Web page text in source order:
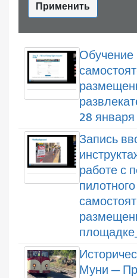
Применить
Обучение
28 января
Запись
работе с
Муни —